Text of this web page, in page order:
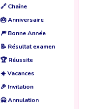
🔗 Chaîne
🎂Anniversaire
🎆 Bonne Année
📝 Résultat examen
🏆Réussite
☀️Vacances
🎉 Invitation
🙅Annulation